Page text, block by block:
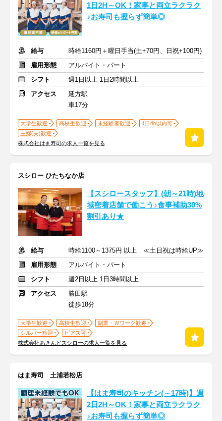
1日2H～OK！家事と両立ラクラク
♪お寿司も握らず簡単◎
給与
時給1160円＋曜日手当(土+70円、日祝+100円)
雇用形態
アルバイト・パート
シフト
週1日以上 1日2時間以上
アクセス
延方駅
車17分
大学生歓迎 高校生歓迎 未経験者歓迎
1日4h以内可
主婦(夫)歓迎
株式会社はま寿司の求人一覧を見る
スシロー ひたちなか店
【スシロースタッフ】(朝～21時)地
域密着店舗で働こう♪食事補助30%
割引あり★
給与
時給1100～1375円 以上 ≪土日祝は時給UP≫
雇用形態
アルバイト・パート
シフト
週2日以上 1日3時間以上
アクセス
勝田駅
徒歩18分
大学生歓迎 高校生歓迎
副業・Ｗワーク歓迎
シルバー歓迎
ピアス可
株式会社あきんどスシローの求人一覧を見る
はま寿司 土浦若松店
【はま寿司のキッチン(～17時)】週
2日2H～OK！家事と両立ラクラク
♪お寿司も握らず簡単◎